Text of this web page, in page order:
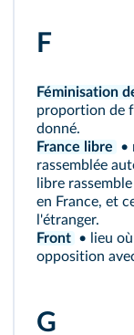
F
Féminisation
proportion de
donné.
France libre
•
rassemblée
libre
en France, et
l'étranger.
Front • lieu
opposition
G